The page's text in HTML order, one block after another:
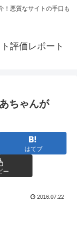
！悪質なサイトの手口も
評価レポート
ちゃんが
はてブ
ー
2016.07.22